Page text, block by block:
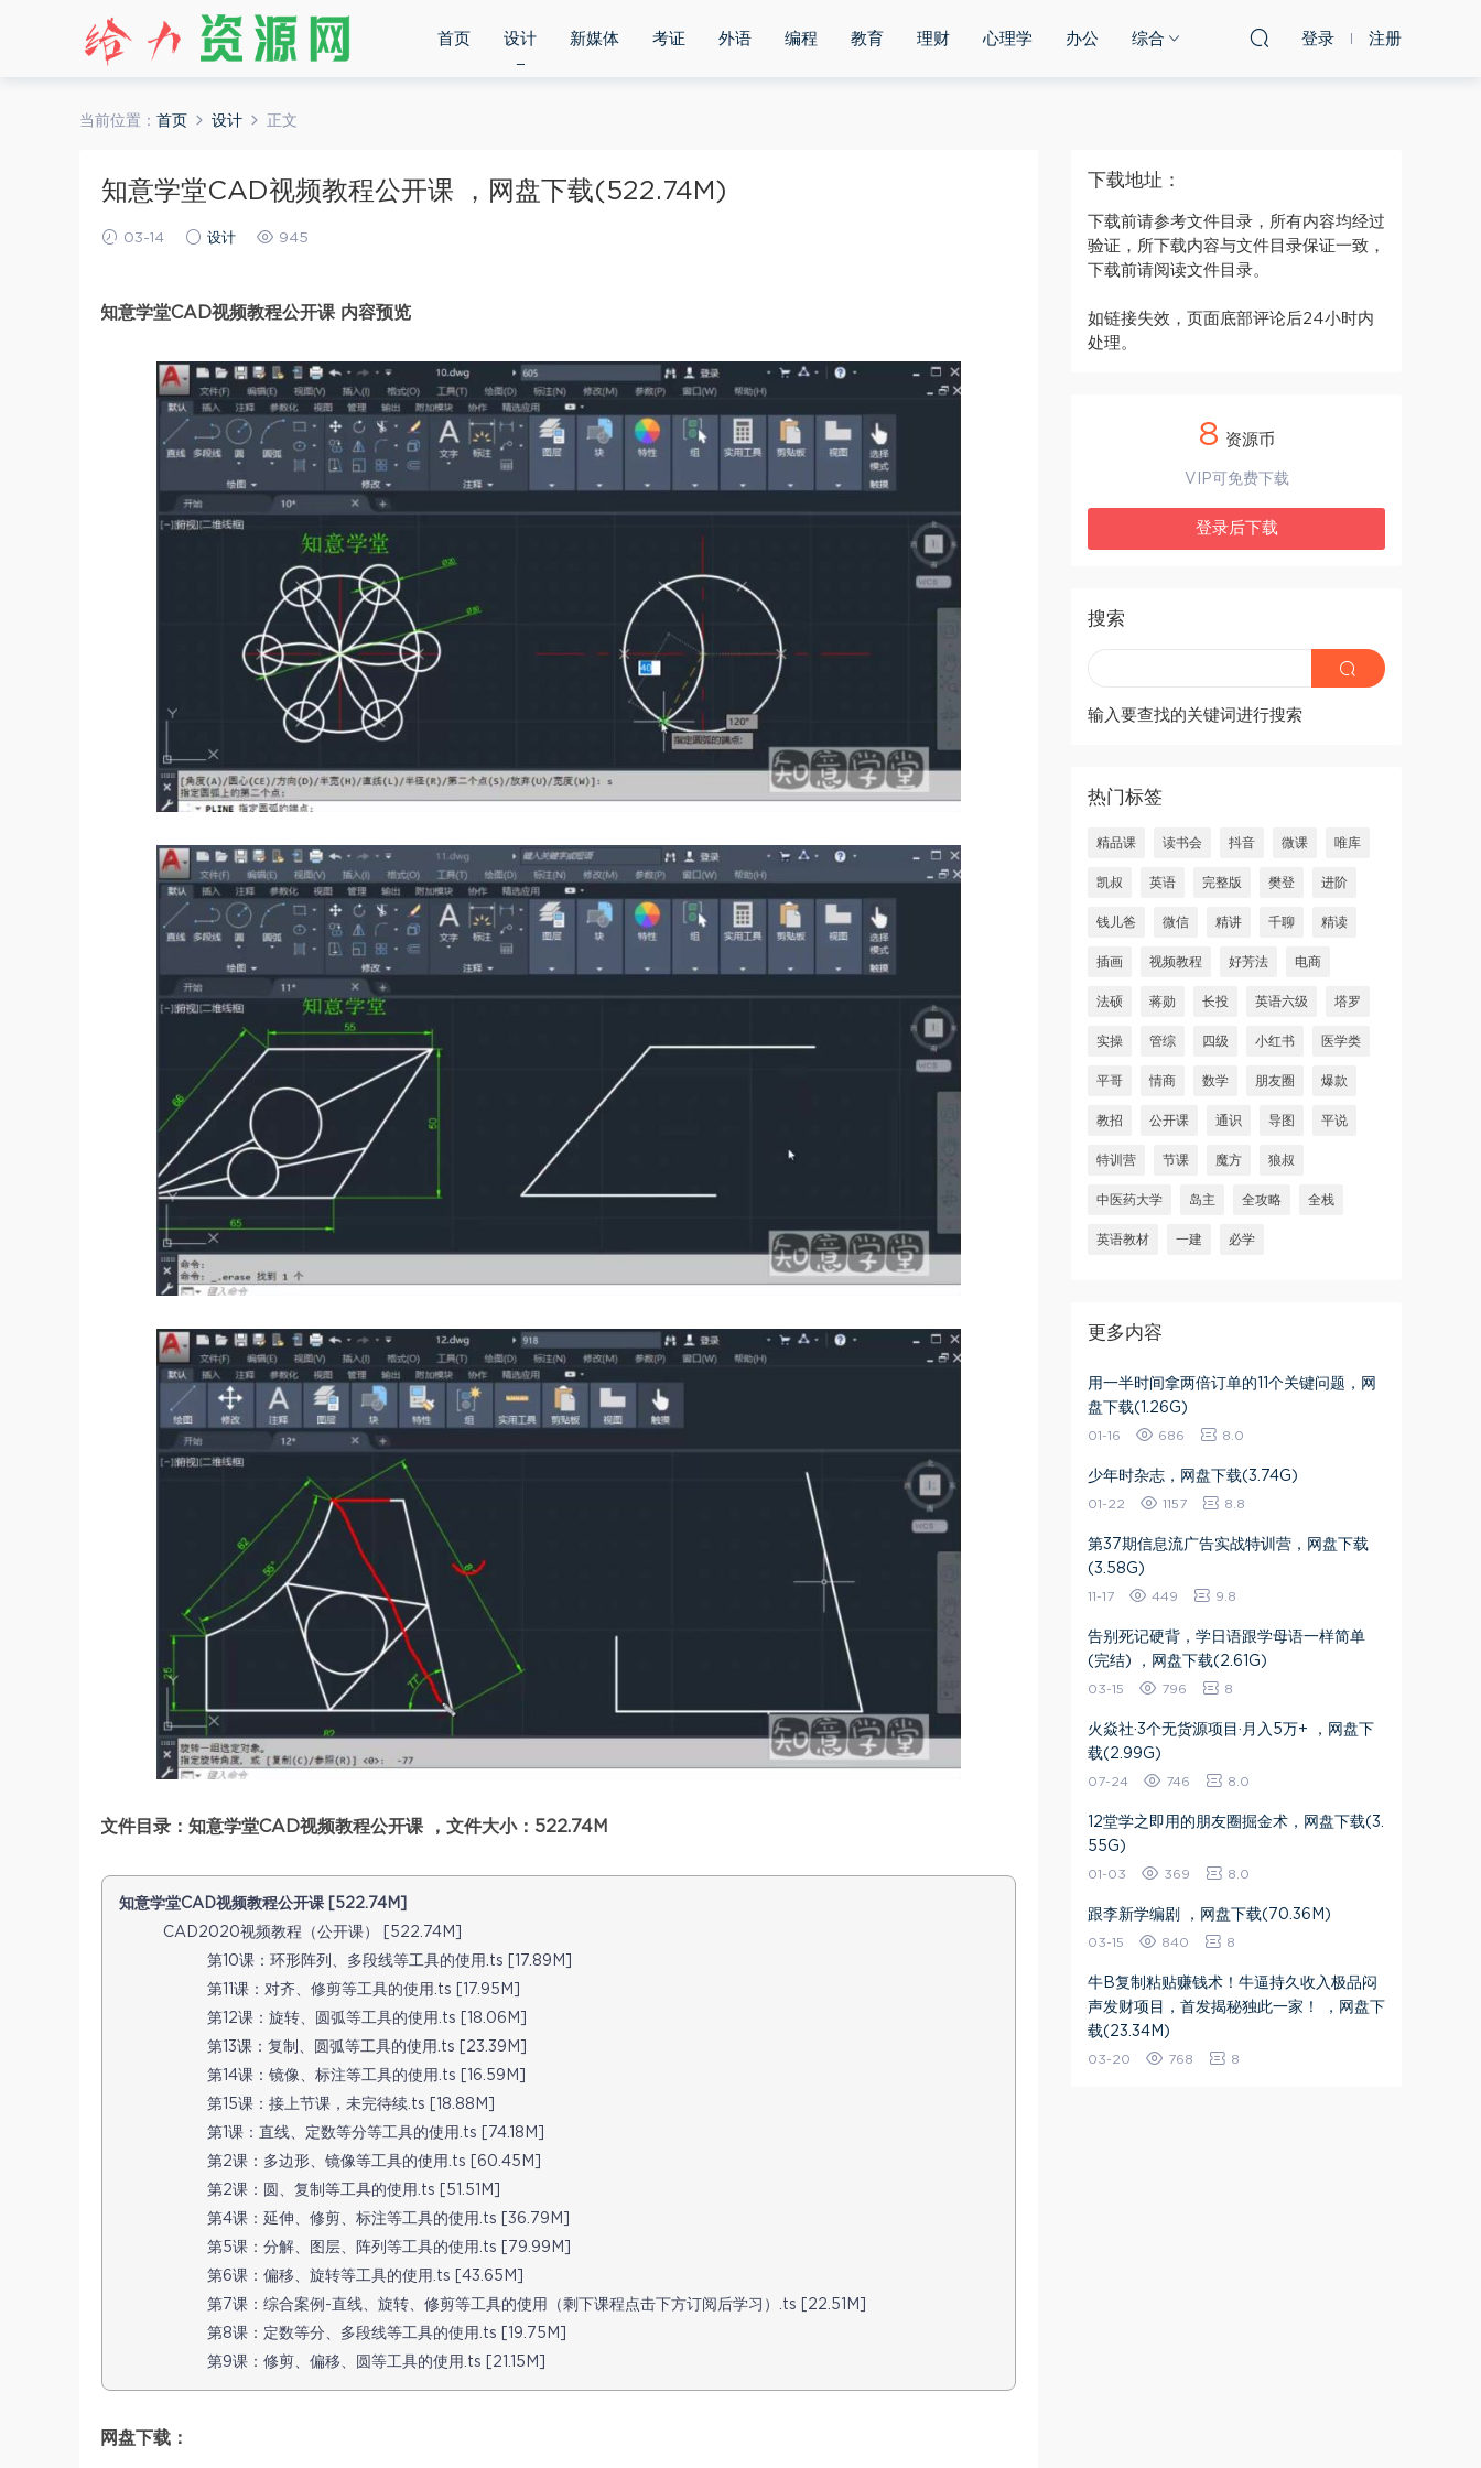
首页 设计 新媒体 考证 外语 编程 教育 理财 心理学 办公 综合 登录 注册
当前位置： 首页 设计 正文
知意学堂CAD视频教程公开课 ，网盘下载(522.74M)
03-14 设计 945
知意学堂CAD视频教程公开课 内容预览
文件目录：知意学堂CAD视频教程公开课 ，文件大小：522.74M
知意学堂CAD视频教程公开课 [522.74M]
CAD2020视频教程（公开课） [522.74M]
第10课：环形阵列、多段线等工具的使用.ts [17.89M]
第11课：对齐、修剪等工具的使用.ts [17.95M]
第12课：旋转、圆弧等工具的使用.ts [18.06M]
第13课：复制、圆弧等工具的使用.ts [23.39M]
第14课：镜像、标注等工具的使用.ts [16.59M]
第15课：接上节课，未完待续.ts [18.88M]
第1课：直线、定数等分等工具的使用.ts [74.18M]
第2课：多边形、镜像等工具的使用.ts [60.45M]
第2课：圆、复制等工具的使用.ts [51.51M]
第4课：延伸、修剪、标注等工具的使用.ts [36.79M]
第5课：分解、图层、阵列等工具的使用.ts [79.99M]
第6课：偏移、旋转等工具的使用.ts [43.65M]
第7课：综合案例-直线、旋转、修剪等工具的使用（剩下课程点击下方订阅后学习）.ts [22.51M]
第8课：定数等分、多段线等工具的使用.ts [19.75M]
第9课：修剪、偏移、圆等工具的使用.ts [21.15M]
网盘下载：
下载地址：
下载前请参考文件目录，所有内容均经过
验证，所下载内容与文件目录保证一致，
下载前请阅读文件目录。
如链接失效，页面底部评论后24小时内
处理。
8 资源币
VIP可免费下载
登录后下载
搜索
输入要查找的关键词进行搜索
热门标签
精品课 读书会 抖音 微课 唯库
凯叔 英语 完整版 樊登 进阶
钱儿爸 微信 精讲 千聊 精读
插画 视频教程 好芳法 电商
法硕 蒋勋 长投 英语六级 塔罗
实操 管综 四级 小红书 医学类
平哥 情商 数学 朋友圈 爆款
教招 公开课 通识 导图 平说
特训营 节课 魔方 狼叔
中医药大学 岛主 全攻略 全栈
英语教材 一建 必学
更多内容
用一半时间拿两倍订单的11个关键问题，网
盘下载(1.26G)
01-16 686 8.0
少年时杂志，网盘下载(3.74G)
01-22 1157 8.8
​第37期信息流广告实战特训营​，网盘下载
(3.58G)
11-17 449 9.8
告别死记硬背，学日语跟学母语一样简单
(完结) ，网盘下载(2.61G)
03-15 796 8
火焱社·3个无货源项目·月入5万+ ，网盘下
载(2.99G)
07-24 746 8.0
12堂学之即用的朋友圈掘金术，网盘下载(3.
55G)
01-03 369 8.0
跟李新学编剧 ，网盘下载(70.36M)
03-15 840 8
牛B复制粘贴赚钱术！牛逼持久收入极品闷
声发财项目，首发揭秘独此一家！ ，网盘下
载(23.34M)
03-20 768 8